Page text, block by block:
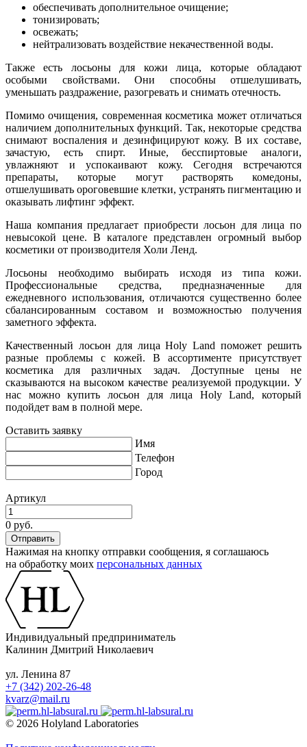
обеспечивать дополнительное очищение;
тонизировать;
освежать;
нейтрализовать воздействие некачественной воды.
Также есть лосьоны для кожи лица, которые обладают
особыми свойствами. Они способны отшелушивать,
уменьшать раздражение, разогревать и снимать отечность.
Помимо очищения, современная косметика может отличаться
наличием дополнительных функций. Так, некоторые средства
снимают воспаления и дезинфицируют кожу. В их составе,
зачастую, есть спирт. Иные, бесспиртовые аналоги,
увлажняют и успокаивают кожу. Сегодня встречаются
препараты, которые могут растворять комедоны,
отшелушивать ороговевшие клетки, устранять пигментацию и
оказывать лифтинг эффект.
Наша компания предлагает приобрести лосьон для лица по
невысокой цене. В каталоге представлен огромный выбор
косметики от производителя Холи Ленд.
Лосьоны необходимо выбирать исходя из типа кожи.
Профессиональные средства, предназначенные для
ежедневного использования, отличаются существенно более
сбалансированным составом и возможностью получения
заметного эффекта.
Качественный лосьон для лица Holy Land поможет решить
разные проблемы с кожей. В ассортименте присутствует
косметика для различных задач. Доступные цены не
сказываются на высоком качестве реализуемой продукции. У
нас можно купить лосьон для лица Holy Land, который
подойдет вам в полной мере.
Оставить заявку
Имя
Телефон
Город
Артикул
0 руб.
Нажимая на кнопку отправки сообщения, я соглашаюсь
на обработку моих персональных данных
Индивидуальный предприниматель
Калинин Дмитрий Николаевич
ул. Ленина 87
+7 (342) 202-26-48
kvarz@mail.ru
© 2026 Holyland Laboratories